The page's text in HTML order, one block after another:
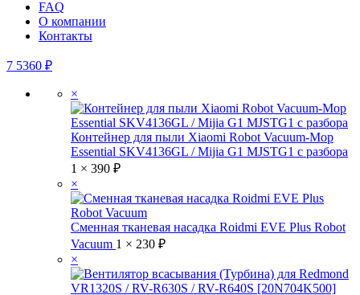
FAQ
О компании
Контакты
7 5360 ₽
×
Контейнер для пыли Xiaomi Robot Vacuum-Mop
Essential SKV4136GL / Mijia G1 MJSTG1 с разбора
1 × 390 ₽
×
Сменная тканевая насадка Roidmi EVE Plus Robot
Vacuum 1 × 230 ₽
×